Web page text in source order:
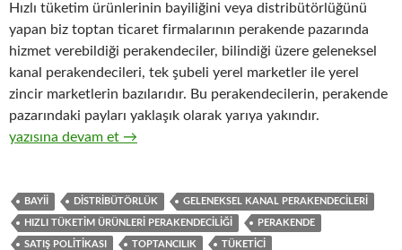
Hızlı tüketim ürünlerinin bayiliğini veya distribütörlüğünü
yapan biz toptan ticaret firmalarının perakende pazarında
hizmet verebildiği perakendeciler, bilindiği üzere geleneksel
kanal perakendecileri, tek şubeli yerel marketler ile yerel
zincir marketlerin bazılarıdır. Bu perakendecilerin, perakende
pazarındaki payları yaklaşık olarak yarıya yakındır.
15-Üreticiler ve distribütörleri ile geleneksel kanal
yazısına devam et →
BAYII DISTRIBÜTÖRLÜK GELENEKSEL KANAL PERAKENDECILERI
HIZLI TÜKETIM ÜRÜNLERI PERAKENDECILIĞI PERAKENDE
SATIŞ POLITIKASI TOPTANCILIK TÜKETICI